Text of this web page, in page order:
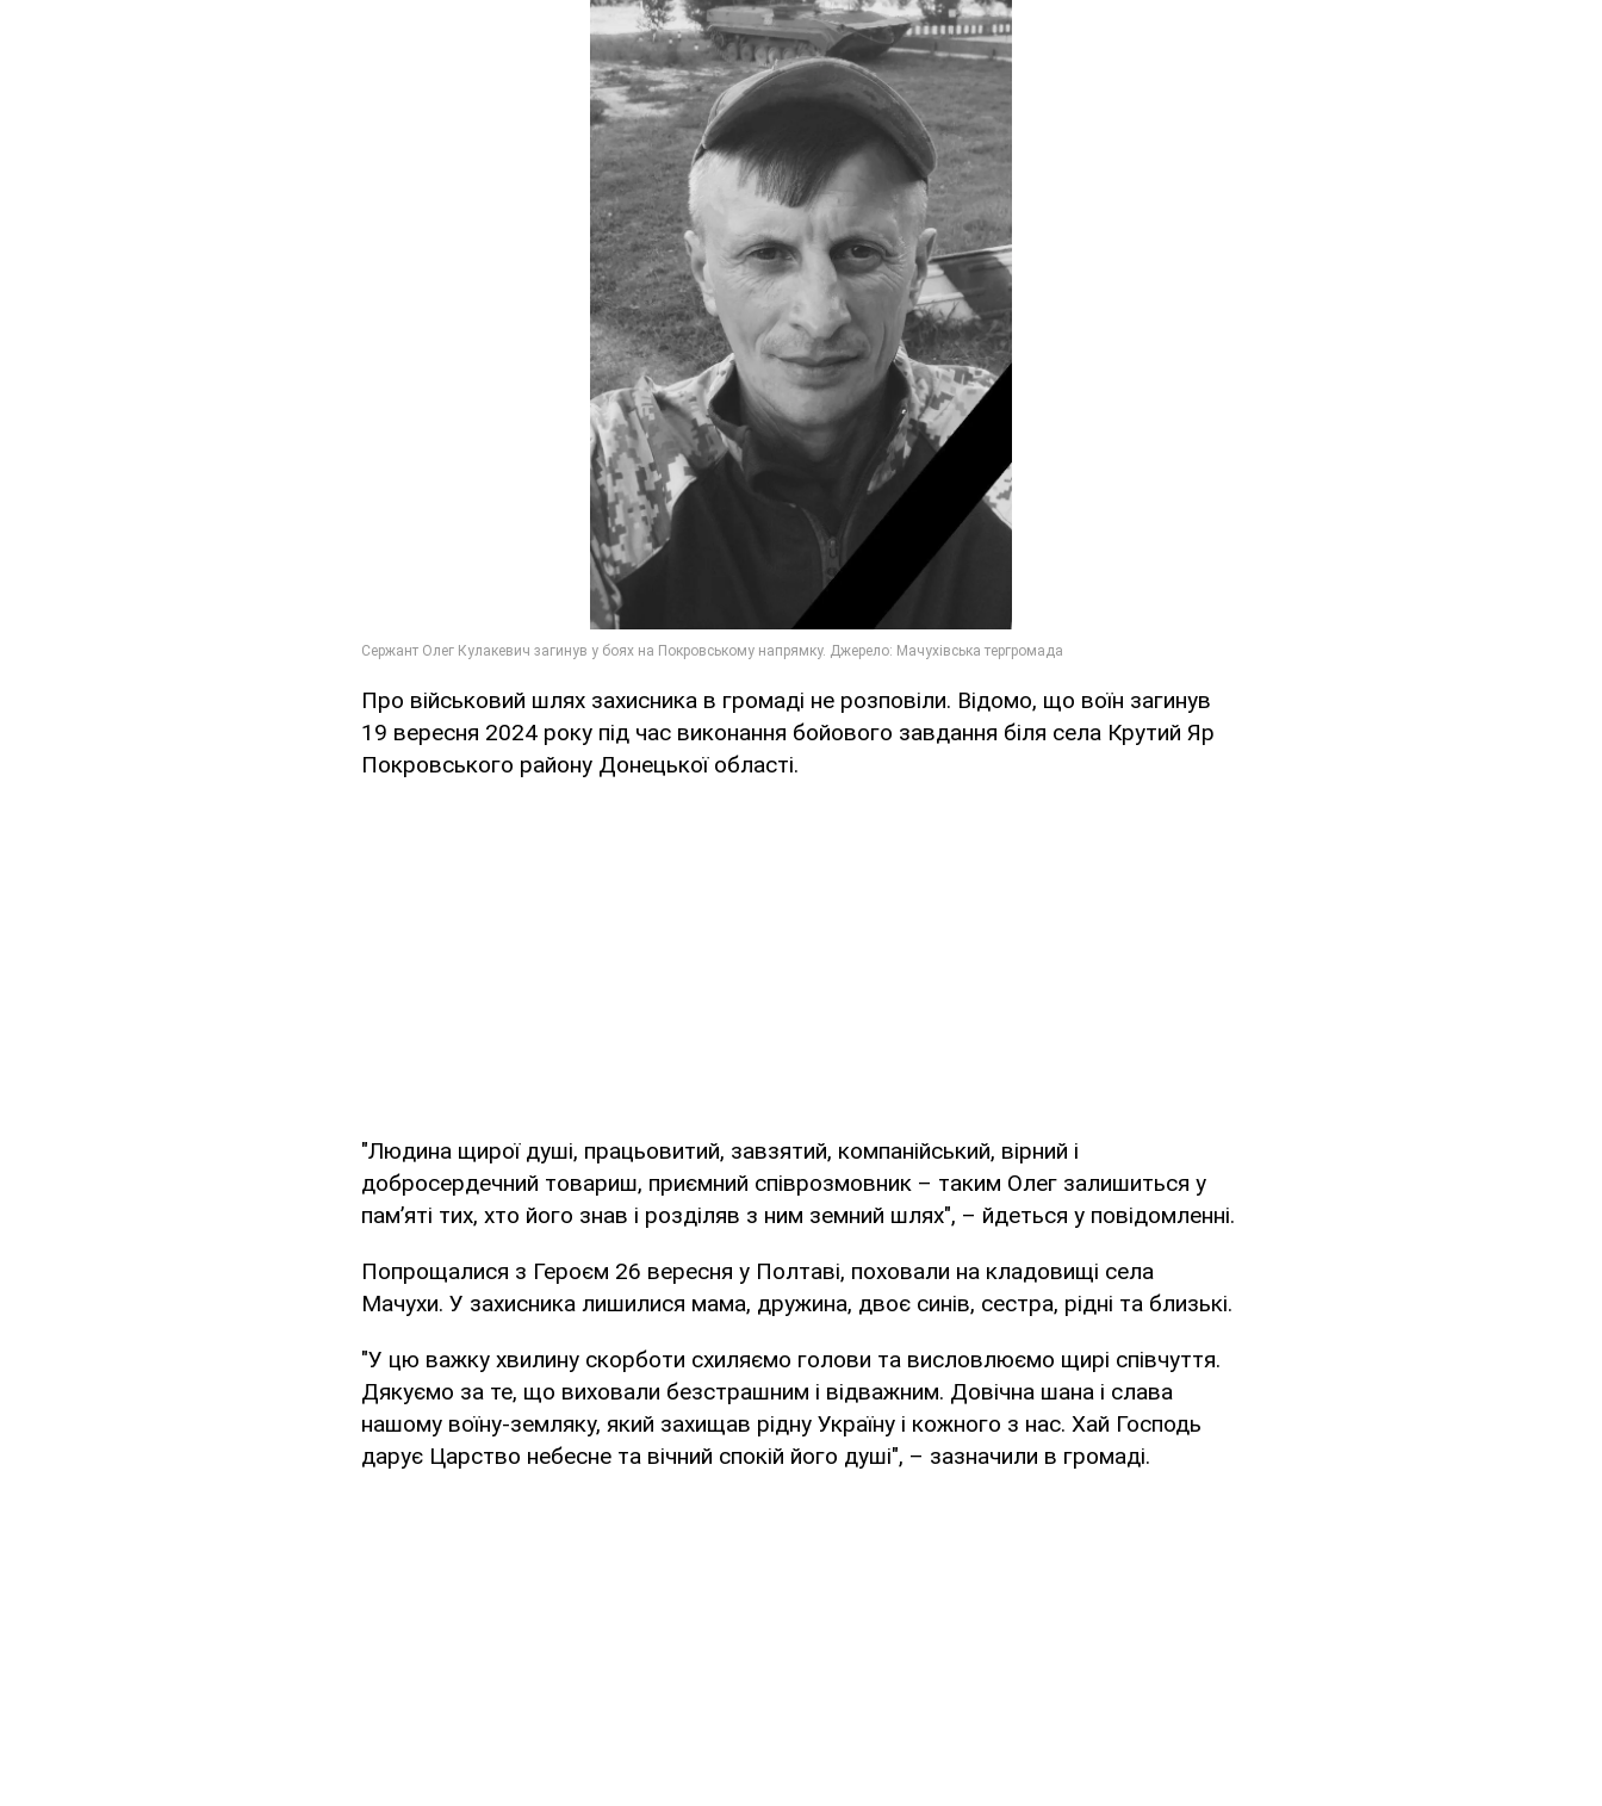
Про військовий шлях захисника в громаді не розповіли. Відомо, що воїн загинув
19 вересня 2024 року під час виконання бойового завдання біля села Крутий Яр
Покровського району Донецької області.
"Людина щирої душі, працьовитий, завзятий, компанійський, вірний і
добросердечний товариш, приємний співрозмовник – таким Олег залишиться у
пам’яті тих, хто його знав і розділяв з ним земний шлях", – йдеться у повідомленні.
Попрощалися з Героєм 26 вересня у Полтаві, поховали на кладовищі села
Мачухи. У захисника лишилися мама, дружина, двоє синів, сестра, рідні та близькі.
"У цю важку хвилину скорботи схиляємо голови та висловлюємо щирі співчуття.
Дякуємо за те, що виховали безстрашним і відважним. Довічна шана і слава
нашому воїну-земляку, який захищав рідну Україну і кожного з нас. Хай Господь
дарує Царство небесне та вічний спокій його душі", – зазначили в громаді.